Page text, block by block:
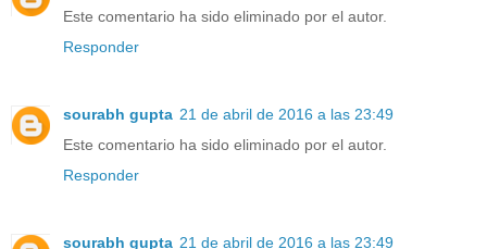
Este comentario ha sido eliminado por el autor.
Responder
sourabh gupta 21 de abril de 2016 a las 23:49
Este comentario ha sido eliminado por el autor.
Responder
sourabh gupta 21 de abril de 2016 a las 23:49